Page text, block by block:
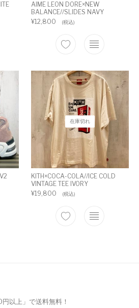
AIME LEON DORE×NEW
BALANCE//SLIDES NAVY
¥12,800 (税込)
在庫切れ
KITH×COCA-COLA//ICE COLD
VINTAGE TEE IVORY
¥19,800 (税込)
以上」で送料無料！